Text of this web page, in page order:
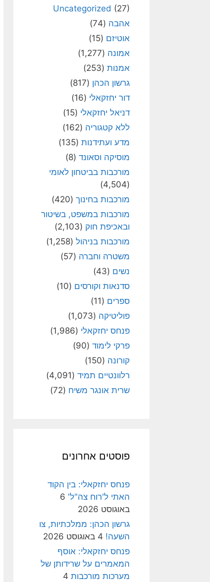
Uncategorized (27)
אהבה (74)
אוטיזם (15)
אמונה (1,277)
אמנות (253)
גרשון הכהן (817)
דור יחזקאלי (16)
דניאל יחזקאלי (15)
ללא קטגוריה (162)
מדע ועתידנות (135)
מוסיקה וסאונד (8)
מורכבות בביטחון לאומי
(4,504)
מורכבות בחינוך (420)
מורכבות במשפט, בשיטור
ובאכיפת חוק (2,103)
מורכבות בניהול (1,258)
משטרה וחברה (57)
נשים (43)
סדנאות וקורסים (10)
ספרים (11)
פוליטיקה (1,073)
פנחס יחזקאלי (1,986)
פרקי לימוד (90)
קורונה (150)
רלוונטיים תמיד (4,091)
שרית אונגר משיח (72)
פוסטים אחרונים
פנחס יחזקאלי: בין הקוד
האתי ל'רוח צה"ל' 6
באוגוסט 2026
גרשון הכהן: ממלכתיות, צו
השעה! 4 באוגוסט 2026
פנחס יחזקאלי: אוסף
המאמרים על שרידותן של
מערכות מורכבות 4